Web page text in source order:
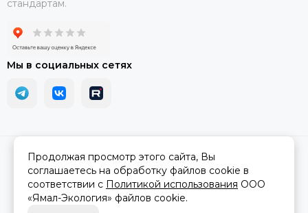
стандартам.
Мы в социальных сетях
2026 © АРМА-72 - военное снаряжение и экипировка оптом и в
розницу.Карта сайта
Продолжая просмотр этого сайта, Вы
соглашаетесь на обработку файлов cookie в
соответствии с Политикой использования ООО
«Ямал-Экология» файлов cookie.